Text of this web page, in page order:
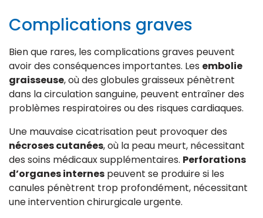
Complications graves
Bien que rares, les complications graves peuvent
avoir des conséquences importantes. Les embolie
graisseuse, où des globules graisseux pénètrent
dans la circulation sanguine, peuvent entraîner des
problèmes respiratoires ou des risques cardiaques.
Une mauvaise cicatrisation peut provoquer des
nécroses cutanées, où la peau meurt, nécessitant
des soins médicaux supplémentaires. Perforations
d’organes internes peuvent se produire si les
canules pénètrent trop profondément, nécessitant
une intervention chirurgicale urgente.